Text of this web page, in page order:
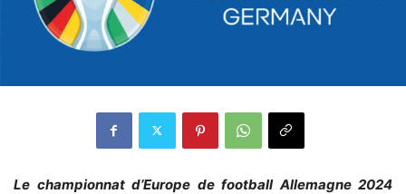
Le championnat d’Europe de football Allemagne 2024